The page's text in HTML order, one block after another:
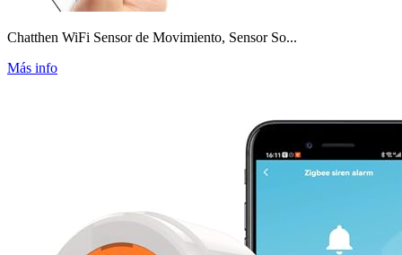
Chatthen WiFi Sensor de Movimiento, Sensor So...
Más info